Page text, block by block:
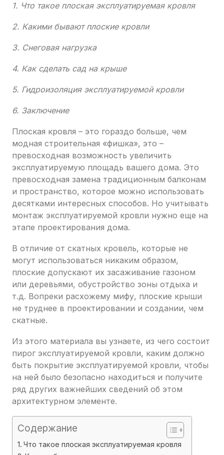
1. Что такое плоская эксплуатируемая кровля
2. Какими бывают плоские кровли
3. Снеговая нагрузка
4. Как сделать сад на крыше
5. Гидроизоляция эксплуатируемой кровли
6. Заключение
Плоская кровля – это гораздо больше, чем
модная строительная «фишка», это –
превосходная возможность увеличить
эксплуатируемую площадь вашего дома. Это
превосходная замена традиционным балконам
и пространство, которое можно использовать
десятками интересных способов. Но учитывать
монтаж эксплуатируемой кровли нужно еще на
этапе проектирования дома.
В отличие от скатных кровель, которые не
могут использоваться никаким образом,
плоские допускают их засаживание газоном
или деревьями, обустройство зоны отдыха и
т.д. Вопреки расхожему мифу, плоские крыши
не труднее в проектировании и создании, чем
скатные.
Из этого материала вы узнаете, из чего состоит
пирог эксплуатируемой кровли, каким должно
быть покрытие эксплуатируемой кровли, чтобы
на ней было безопасно находиться и получите
ряд других важнейших сведений об этом
архитектурном элементе.
Содержание
Что такое плоская эксплуатируемая кровля